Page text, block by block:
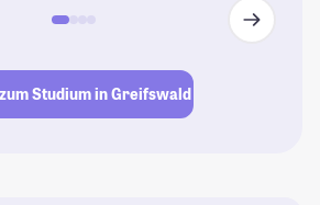
Studium in Greifswald